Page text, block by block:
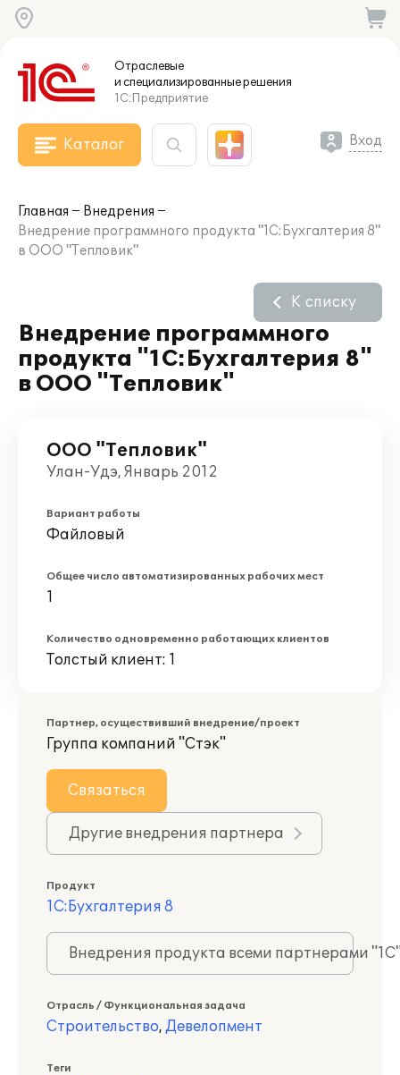
Отраслевые
и специализированныерешения
1С:Предприятие
Каталог Вход
Главная
Внедрения
Внедрение программного продукта "1С:Бухгалтерия 8"
в ООО "Тепловик"
Внедрение программного
продукта "1С:Бухгалтерия 8"
в ООО "Тепловик"
К списку
ООО "Тепловик"
Улан-Удэ, Январь 2012
Вариант работы
Файловый
Общее число автоматизированных рабочих мест
1
Количество одновременно работающих клиентов
Толстый клиент: 1
Партнер, осуществивший внедрение/проект
Группа компаний "Стэк"
Связаться
Другие внедрения партнера
Продукт
1С:Бухгалтерия 8
Внедрения продукта всеми партнерами
Отрасль / Функциональная задача
Строительство, Девелопмент
Теги